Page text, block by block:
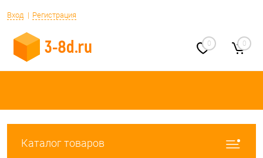
Вход Регистрация
0 0
Каталог товаров